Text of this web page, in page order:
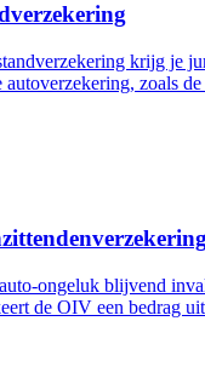
krijg je
autoverzekering, zoals
ongeluk blijvend
de OIV een bedrag